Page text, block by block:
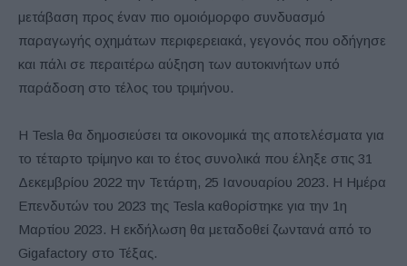
μετάβαση προς έναν πιο ομοιόμορφο συνδυασμό
παραγωγής οχημάτων περιφερειακά, γεγονός που οδήγησε
και πάλι σε περαιτέρω αύξηση των αυτοκινήτων υπό
παράδοση στο τέλος του τριμήνου.
Η Tesla θα δημοσιεύσει τα οικονομικά της αποτελέσματα για
το τέταρτο τρίμηνο και το έτος συνολικά που έληξε στις 31
Δεκεμβρίου 2022 την Τετάρτη, 25 Ιανουαρίου 2023. Η Ημέρα
Επενδυτών του 2023 της Tesla καθορίστηκε για την 1η
Μαρτίου 2023. Η εκδήλωση θα μεταδοθεί ζωντανά από το
Gigafactory στο Τέξας.